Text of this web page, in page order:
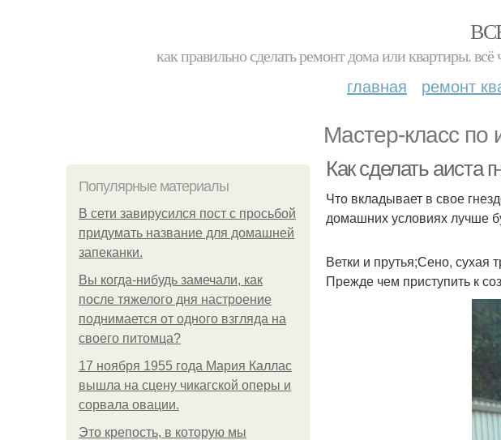
как правильно сделать ремонт дома или квартиры.
главная ремонт
Мастер-класс по
Популярные материалы
В сети завирусился пост с просьбой
придумать название для домашней
запеканки.
Вы когда-нибудь замечали, как
после тяжелого дня настроение
поднимается от одного взгляда на
своего питомца?
17 ноября 1955 года Мария Каллас
вышла на сцену чикагской оперы и
сорвала овации.
Это крепость, в которую мы
Как сделать аиста
Что вкладывает в свое
домашних условиях лучше
Ветки и прутья;Сено, сухая
Прежде чем приступить к